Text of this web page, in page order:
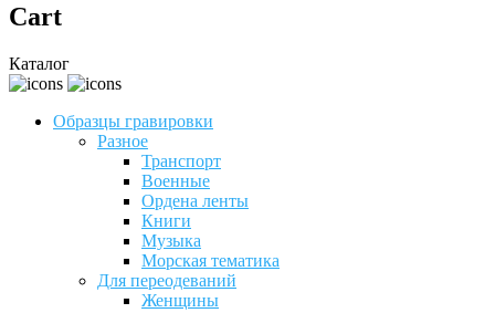
Cart
Каталог
Образцы гравировки
Разное
Транспорт
Военные
Ордена ленты
Книги
Музыка
Морская тематика
Для переодеваний
Женщины